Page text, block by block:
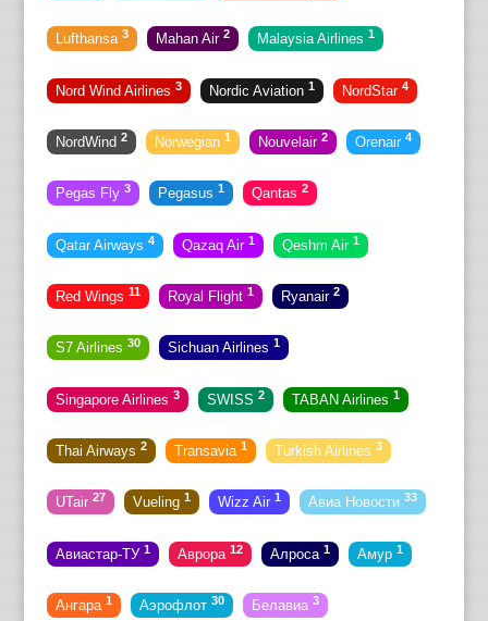
Lufthansa 3 Mahan Air 2 Malaysia Airlines 1
Nord Wind Airlines 3 Nordic Aviation 1 NordStar 4
NordWind 2 Norwegian 1 Nouvelair 2 Orenair 4
Pegas Fly 3 Pegasus 1 Qantas 2
Qatar Airways 4 Qazaq Air 1 Qeshm Air 1
Red Wings 11 Royal Flight 1 Ryanair 2
S7 Airlines 30 Sichuan Airlines 1
Singapore Airlines 3 SWISS 2 TABAN Airlines 1
Thai Airways 2 Transavia 1 Turkish Airlines 3
UTair 27 Vueling 1 Wizz Air 1 Авиа Новости 33
Авиастар-ТУ 1 Аврора 12 Алроса 1 Амур 1
Ангара 1 Аэрофлот 30 Белавиа 3